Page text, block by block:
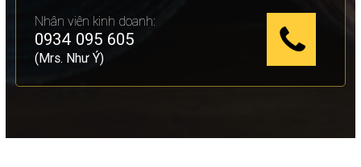
Nhân viên kinh doanh:
0934 095 605
(Mrs. Như Ý)